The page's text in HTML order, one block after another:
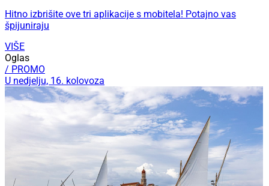
Hitno izbrišite ove tri aplikacije s mobitela! Potajno vas
špijuniraju
VIŠE
Oglas
/ PROMO
U nedjelju, 16. kolovoza